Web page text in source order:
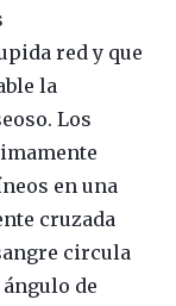
red y que
la
Los
en una
cruzada
circula
de